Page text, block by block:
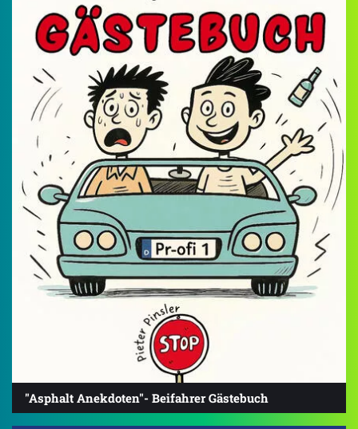
"Asphalt Anekdoten"- Beifahrer Gästebuch